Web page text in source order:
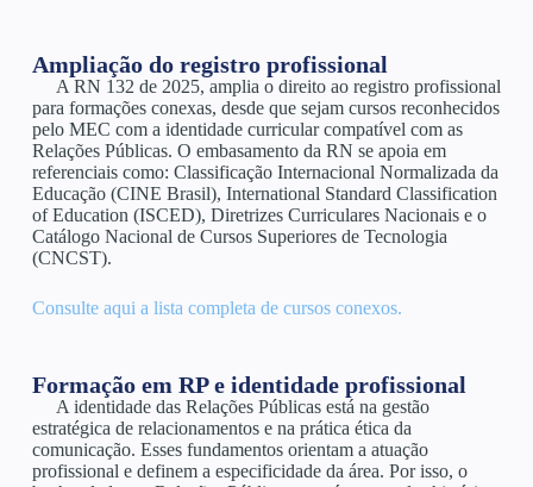
Ampliação do registro profissional
A RN 132 de 2025, amplia o direito ao registro profissional
para formações conexas, desde que sejam cursos reconhecidos
pelo MEC com a identidade curricular compatível com as
Relações Públicas. O embasamento da RN se apoia em
referenciais como: Classificação Internacional Normalizada da
Educação (CINE Brasil), International Standard Classification
of Education (ISCED), Diretrizes Curriculares Nacionais e o
Catálogo Nacional de Cursos Superiores de Tecnologia
(CNCST).
Consulte aqui a lista completa de cursos conexos.
Formação em RP e identidade profissional
A identidade das Relações Públicas está na gestão
estratégica de relacionamentos e na prática ética da
comunicação. Esses fundamentos orientam a atuação
profissional e definem a especificidade da área. Por isso, o